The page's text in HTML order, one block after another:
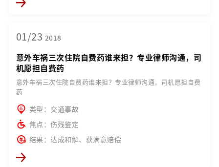
01/23 2018
意外车祸三次住院自费药谁来担？专业律师沟通，司
机愿担自费药
意外车祸三次住院自费药谁来担？专业律师沟通，司机愿担自费
药
类型：交通事故
焦点：伤残鉴定
结果：达成和解、获满意赔偿